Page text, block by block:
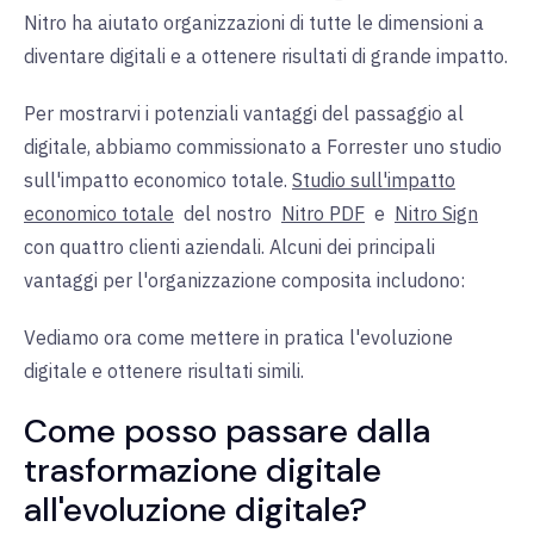
Nitro ha aiutato organizzazioni di tutte le dimensioni a
diventare digitali e a ottenere risultati di grande impatto.
Per mostrarvi i potenziali vantaggi del passaggio al
digitale, abbiamo commissionato a Forrester uno studio
sull'impatto economico totale. Studio sull'impatto
economico totale del nostro Nitro PDF e Nitro Sign
con quattro clienti aziendali. Alcuni dei principali
vantaggi per l'organizzazione composita includono:
Vediamo ora come mettere in pratica l'evoluzione
digitale e ottenere risultati simili.
Come posso passare dalla
trasformazione digitale
all'evoluzione digitale?